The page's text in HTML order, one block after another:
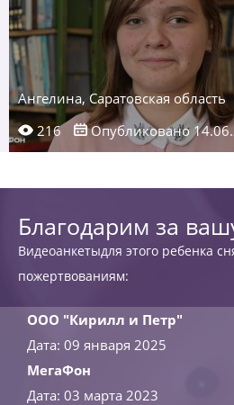
Ангелина, Саратовская область
216
Опубликовано
Благодарим за
Видеоанкетыдля этого ребенка
пожертвованиям:
ООО "Кирилл и Петр"
Дата: 09 января 2025
МегаФон
Дата: 03 марта 2023